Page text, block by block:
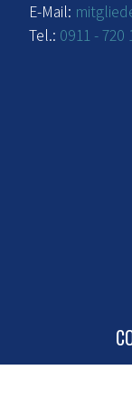
E-Mail:
Tel.: 0911 - 720